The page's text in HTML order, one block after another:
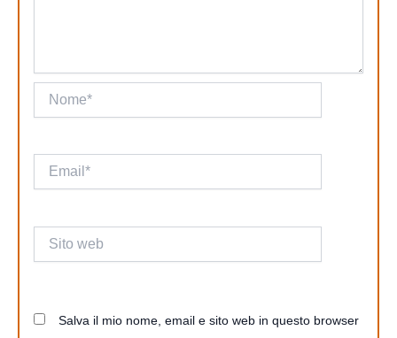
web
Salva il mio nome, email e sito web in questo browser